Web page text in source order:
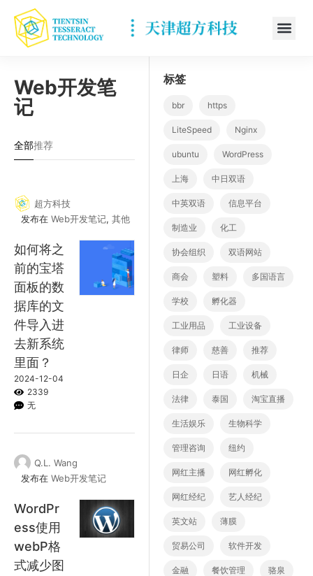
Web开发笔
记
全部推荐
超方科技
发布在 Web开发笔记, 其他
如何将之
前的宝塔
面板的数
据库的文
件导入进
去新系统
里面？
2024-12-04
2339
无
Q.L. Wang
发布在 Web开发笔记
WordPr
ess使用
webP格
式减少图
标签
bbr https
LiteSpeed Nginx
ubuntu WordPress
上海 中日双语
中英双语 信息平台
制造业 化工
协会组织 双语网站
商会 塑料 多国语言
学校 孵化器
工业用品 工业设备
律师 慈善 推荐
日企 日语 机械
法律 泰国 淘宝直播
生活娱乐 生物科学
管理咨询 纽约
网红主播 网红孵化
网红经纪 艺人经纪
英文站 薄膜
贸易公司 软件开发
金融 餐饮管理 骆泉